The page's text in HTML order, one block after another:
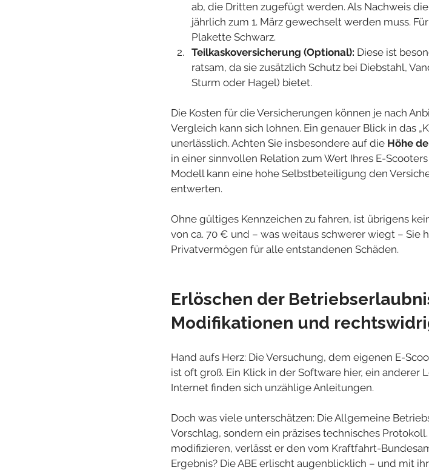
ab, die Dritten zugefügt werden. Als Nachweis
jährlich zum 1. März gewechselt werden muss.
Plakette Schwarz.
Teilkaskoversicherung (Optional): Diese ist
ratsam, da sie zusätzlich Schutz bei Diebstahl,
Sturm oder Hagel) bietet.
Die Kosten für die Versicherungen können je nach
Vergleich kann sich lohnen. Ein genauer Blick in das
unerlässlich. Achten Sie insbesondere auf die Höhe
in einer sinnvollen Relation zum Wert Ihres E-
Modell kann eine hohe Selbstbeteiligung den
entwerten.
Ohne gültiges Kennzeichen zu fahren, ist übrigens
von ca. 70 € und – was weitaus schwerer wiegt – Sie
Privatvermögen für alle entstandenen Schäden.
Erlöschen der
Modifikationen und
Hand aufs Herz: Die Versuchung, dem eigenen E-
ist oft groß. Ein Klick in der Software hier, ein anderer
Internet finden sich unzählige Anleitungen.
Doch was viele unterschätzen: Die Allgemeine
Vorschlag, sondern ein präzises technisches
modifizieren, verlässt er den vom Kraftfahrt-
Ergebnis? Die ABE erlischt augenblicklich – und mit